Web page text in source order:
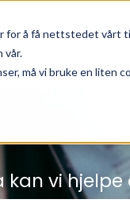
for å få nettstedet vårt
vår.
må vi bruke en liten
kan vi